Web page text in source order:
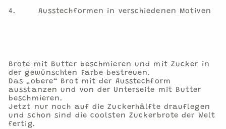
4. Ausstechformen in verschiedenen Motiven
Brote mit Butter beschmieren und mit Zucker in
der gewünschten Farbe bestreuen.
Das „obere“ Brot mit der Ausstechform
ausstanzen und von der Unterseite mit Butter
beschmieren.
Jetzt nur noch auf die Zuckerhälfte drauflegen
und schon sind die coolsten Zuckerbrote der Welt
fertig.